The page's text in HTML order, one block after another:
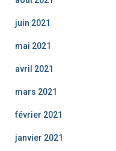
juin 2021
mai 2021
avril 2021
mars 2021
février 2021
janvier 2021